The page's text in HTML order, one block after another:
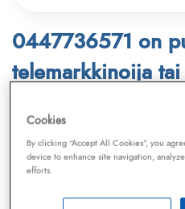
0447736571 on
telemarkkinoija
Puhelinnumero
Telemarkkinointiliiton ja
tietokannasta, joka kattaa
Cookies
By clicking “Accept All Cookies”, you
device to enhance site navigation,
efforts.